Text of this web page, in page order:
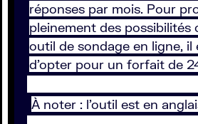
réponses par mois. Pour
pleinement des possibilités
outil de sondage en ligne, il
d’opter pour un forfait de
À noter : l’outil est en